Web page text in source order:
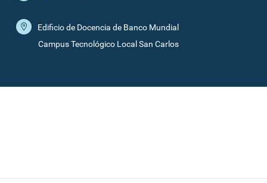
Edificio de Docencia de Banco Mundial
Campus Tecnológico Local San Carlos